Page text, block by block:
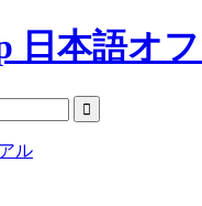
日本語オ
ル